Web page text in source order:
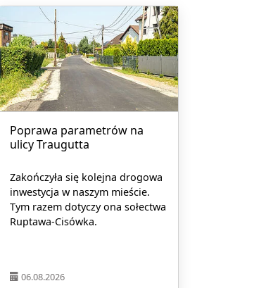
Poprawa parametrów na
ulicy Traugutta
Zakończyła się kolejna drogowa
inwestycja w naszym mieście.
Tym razem dotyczy ona sołectwa
Ruptawa-Cisówka.
06.08.2026